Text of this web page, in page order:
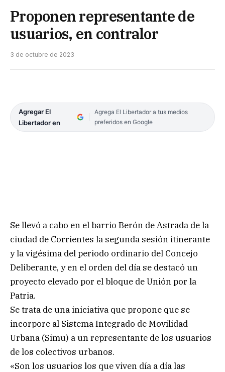
Proponen representante de
usuarios, en contralor
3 de octubre de 2023
Agregar El
Libertador en
Agrega El Libertador a tus medios
preferidos en Google
Se llevó a cabo en el barrio Berón de Astrada de la
ciudad de Corrientes la segunda sesión itinerante
y la vigésima del periodo ordinario del Concejo
Deliberante, y en el orden del día se destacó un
proyecto elevado por el bloque de Unión por la
Patria.
Se trata de una iniciativa que propone que se
incorpore al Sistema Integrado de Movilidad
Urbana (Simu) a un representante de los usuarios
de los colectivos urbanos.
«Son los usuarios los que viven día a día las